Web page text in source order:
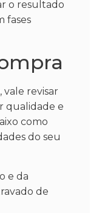
o resultado
fases
vale revisar
qualidade e
como
do seu
e da
de